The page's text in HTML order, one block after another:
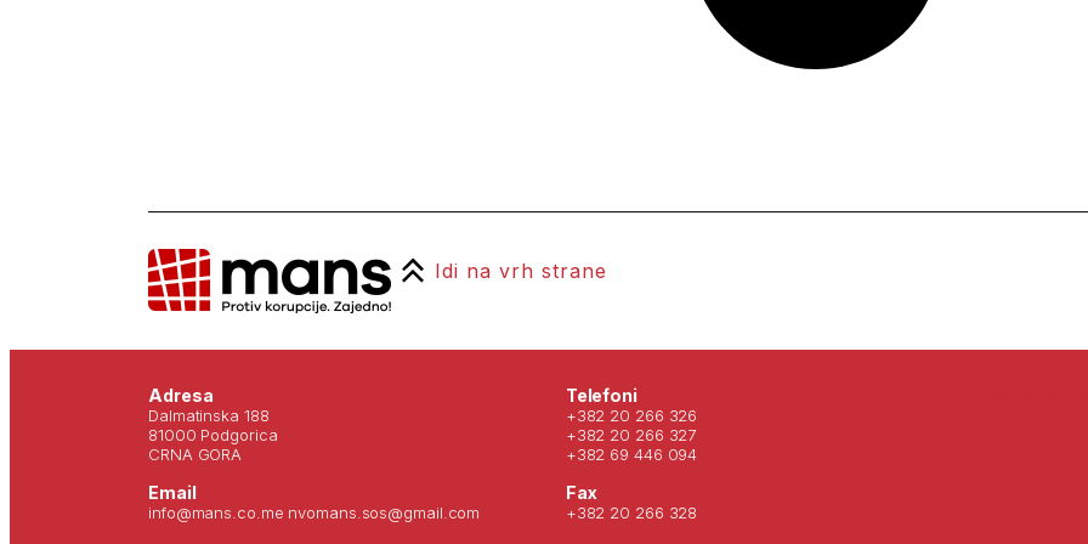
Idi na vrh strane
Adresa
Dalmatinska 188
81000 Podgorica
CRNA GORA
Email
info@mans.co.me nvomans.sos@gmail.com
Telefoni
+382 20 266 326
+382 20 266 327
+382 69 446 094
Fax
+382 20 266 328